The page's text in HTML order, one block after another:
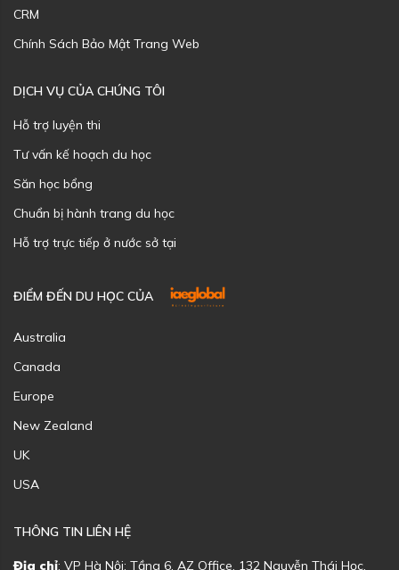
CRM
Chính Sách Bảo Mật Trang Web
DỊCH VỤ CỦA CHÚNG TÔI
Hỗ trợ luyện thi
Tư vấn kế hoạch du học
Săn học bổng
Chuẩn bị hành trang du học
Hỗ trợ trực tiếp ở nước sở tại
ĐIỂM ĐẾN DU HỌC CỦA
Australia
Canada
Europe
New Zealand
UK
USA
THÔNG TIN LIÊN HỆ
Địa chỉ: VP Hà Nội: Tầng 6, AZ Office, 132 Nguyễn Thái Học,